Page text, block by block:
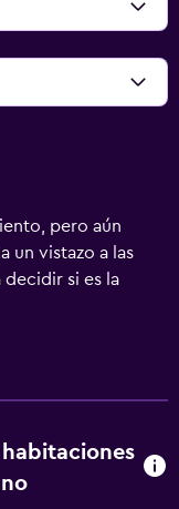
pero aún
un vistazo a las
si es la